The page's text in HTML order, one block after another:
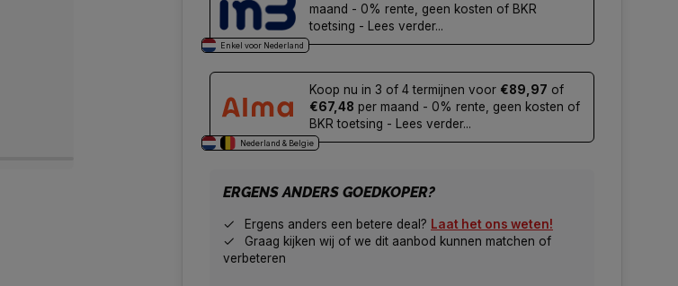
Enkel voor Nederland
maand - 0% rente, geen kosten of BKR
toetsing - Lees verder...
Nederland & Belgie
Koop nu in 3 of 4 termijnen voor €89,97 of
€67,48 per maand - 0% rente, geen kosten of
BKR toetsing - Lees verder...
ERGENS ANDERS GOEDKOPER?
Ergens anders een betere deal? Laat het ons weten!
Graag kijken wij of we dit aanbod kunnen matchen of
verbeteren